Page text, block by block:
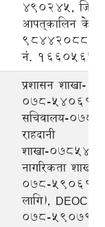
490245,
आपत्‌कालिन
9844208888,
नं.
प्रशासन शाखा-
०७८-५४०६१७,
सचिवालय-
राहदानी
शाखा-
नागरिकता शाखा-
०७८-५९०६१७
लागि), DEOC
०७८-५९०७९९